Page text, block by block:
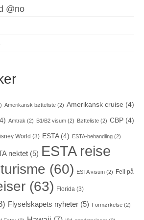
@no
Amerikansk bøtteliste (2) Amerikansk cruise (4)
Amtrak (2) B1/B2 visum (2) Bøtteliste (2) CBP (4)
World (3) ESTA(4) ESTA-behandling (2)
nektet (5) ESTA reise
(60) ESTA visum (2) Feil på
(63) Florida (3)
Flyselskapets nyheter (5) Formørkelse (2)